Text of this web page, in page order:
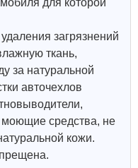
для которой
загрязнений
ткань,
за натуральной
авточехлов
средства, не
кожи.